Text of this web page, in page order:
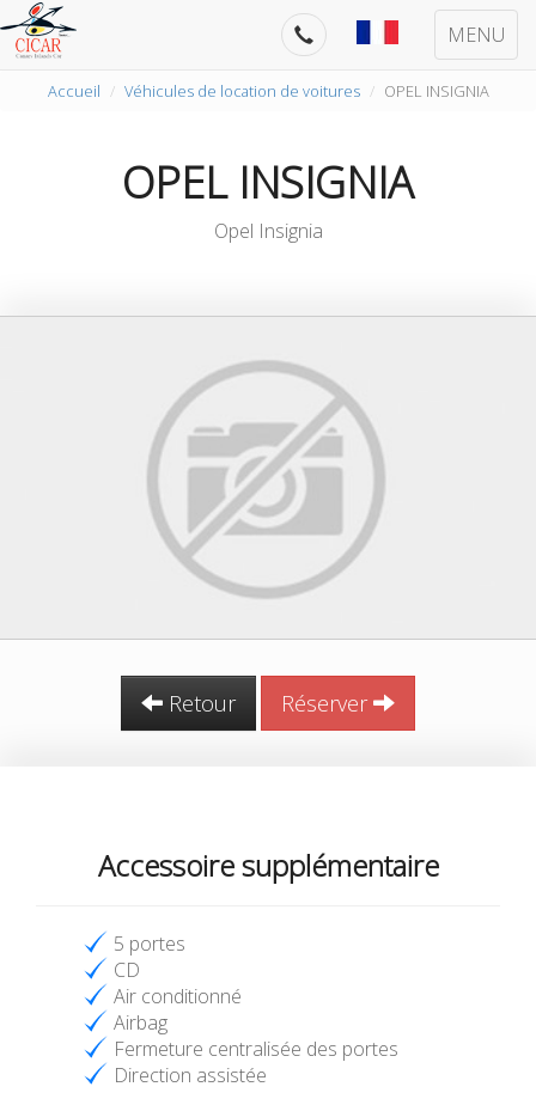
MENU
Accueil Véhicules de location de voitures OPEL INSIGNIA
OPEL INSIGNIA
Opel Insignia
Retour Réserver
Accessoire supplémentaire
5 portes
CD
Air conditionné
Airbag
Fermeture centralisée des portes
Direction assistée